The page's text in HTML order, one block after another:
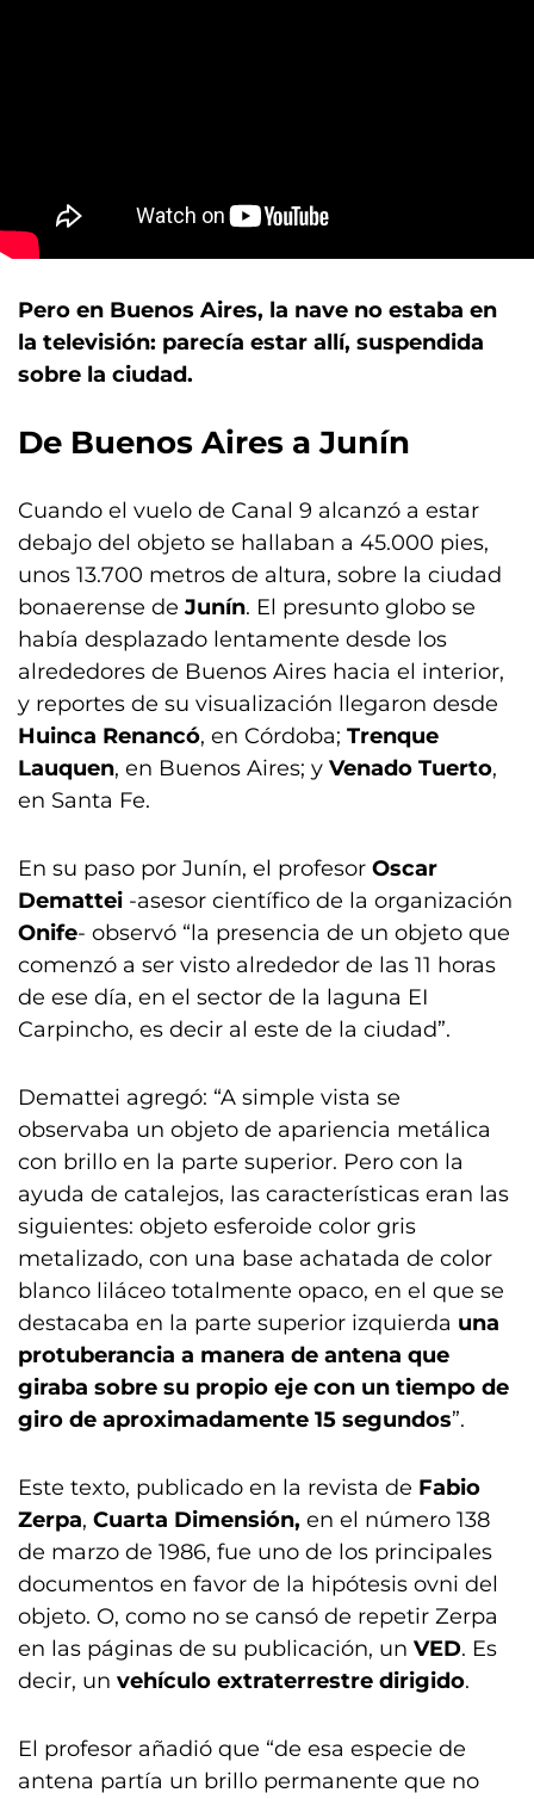
Pero en Buenos Aires, la nave no estaba en
la televisión: parecía estar allí, suspendida
sobre la ciudad.
De Buenos Aires a Junín
Cuando el vuelo de Canal 9 alcanzó a estar
debajo del objeto se hallaban a 45.000 pies,
unos 13.700 metros de altura, sobre la ciudad
bonaerense de Junín. El presunto globo se
había desplazado lentamente desde los
alrededores de Buenos Aires hacia el interior,
y reportes de su visualización llegaron desde
Huinca Renancó, en Córdoba; Trenque
Lauquen, en Buenos Aires; y Venado Tuerto,
en Santa Fe.
En su paso por Junín, el profesor Oscar
Demattei -asesor científico de la organización
Onife- observó “la presencia de un objeto que
comenzó a ser visto alrededor de las 11 horas
de ese día, en el sector de la laguna EI
Carpincho, es decir al este de la ciudad”.
Demattei agregó: “A simple vista se
observaba un objeto de apariencia metálica
con brillo en la parte superior. Pero con la
ayuda de catalejos, las características eran las
siguientes: objeto esferoide color gris
metalizado, con una base achatada de color
blanco liláceo totalmente opaco, en el que se
destacaba en la parte superior izquierda una
protuberancia a manera de antena que
giraba sobre su propio eje con un tiempo de
giro de aproximadamente 15 segundos”.
Este texto, publicado en la revista de Fabio
Zerpa, Cuarta Dimensión, en el número 138
de marzo de 1986, fue uno de los principales
documentos en favor de la hipótesis ovni del
objeto. O, como no se cansó de repetir Zerpa
en las páginas de su publicación, un VED. Es
decir, un vehículo extraterrestre dirigido.
El profesor añadió que “de esa especie de
antena partía un brillo permanente que no